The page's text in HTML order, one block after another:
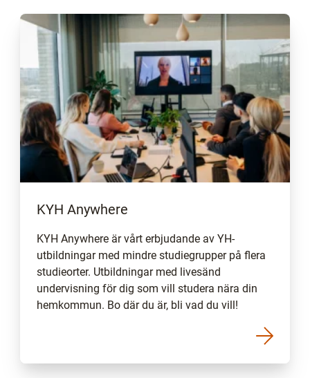
KYH Anywhere
KYH Anywhere är vårt erbjudande av YH-
utbildningar med mindre studiegrupper på flera
studieorter. Utbildningar med livesänd
undervisning för dig som vill studera nära din
hemkommun. Bo där du är, bli vad du vill!